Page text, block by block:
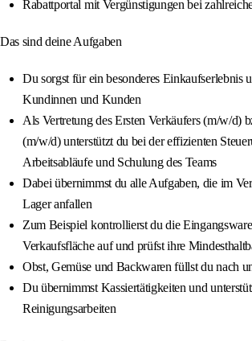
Rabattportal mit Vergünstigungen bei
Das sind deine Aufgaben
Du sorgst für ein besonderes Einkaufserlebnis
Kundinnen und Kunden
Als Vertretung des Ersten Verkäufers (m/w/d)
(m/w/d) unterstützt du bei der effizienten
Arbeitsabläufe und Schulung des Teams
Dabei übernimmst du alle Aufgaben, die im
Lager anfallen
Zum Beispiel kontrollierst du die
Verkaufsfläche auf und prüfst ihre
Obst, Gemüse und Backwaren füllst du nach
Du übernimmst Kassiertätigkeiten und
Reinigungsarbeiten